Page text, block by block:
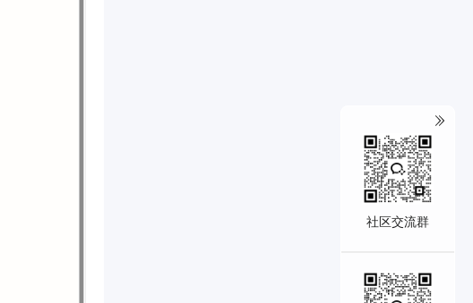
社区交流群